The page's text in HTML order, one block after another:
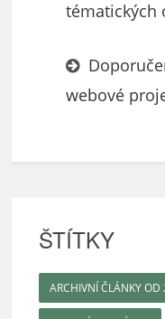
tématických
webové
ŠTÍTKY
ARCHIVNÍ ČLÁNKY